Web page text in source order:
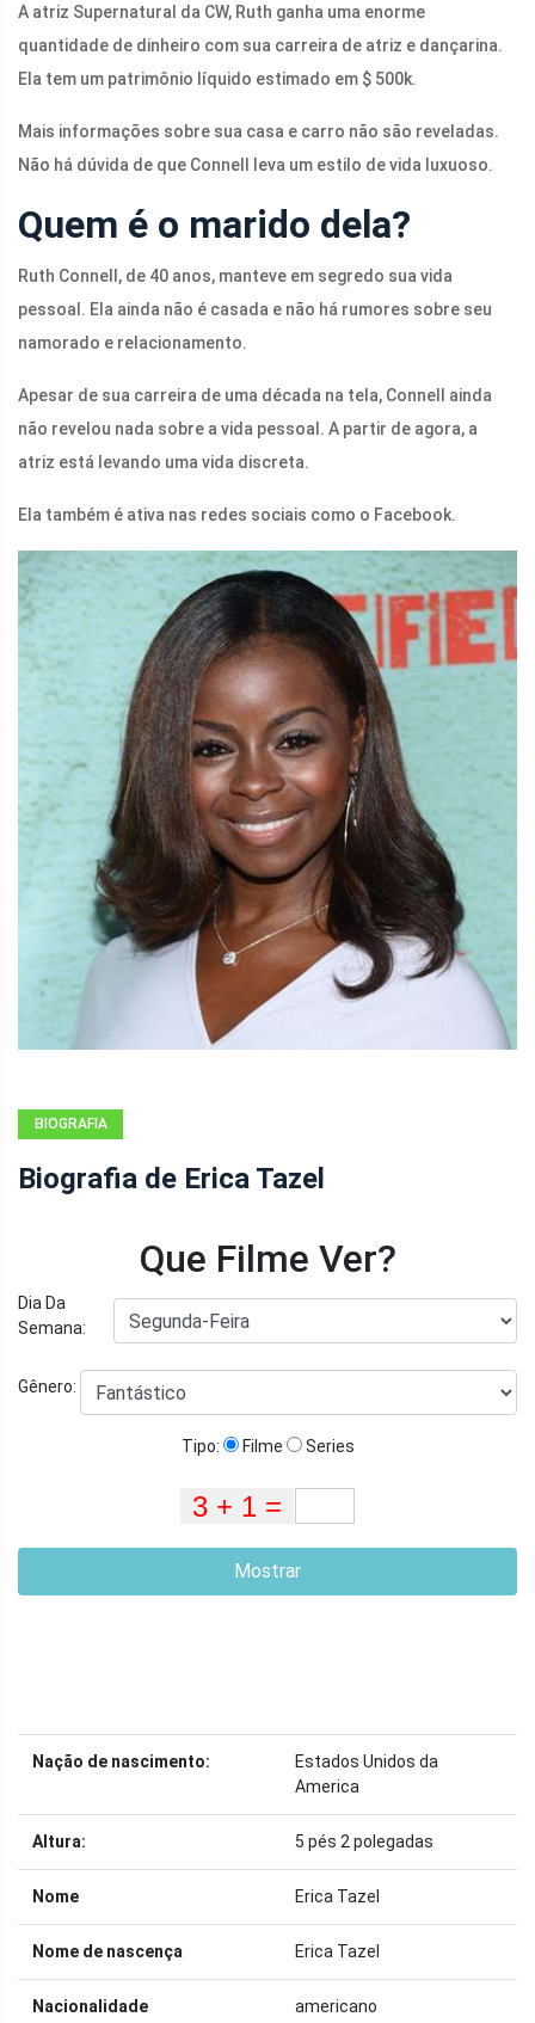
A atriz Supernatural da CW, Ruth ganha uma enorme
quantidade de dinheiro com sua carreira de atriz e dançarina.
Ela tem um patrimônio líquido estimado em $ 500k.
Mais informações sobre sua casa e carro não são reveladas.
Não há dúvida de que Connell leva um estilo de vida luxuoso.
Quem é o marido dela?
Ruth Connell, de 40 anos, manteve em segredo sua vida
pessoal. Ela ainda não é casada e não há rumores sobre seu
namorado e relacionamento.
Apesar de sua carreira de uma década na tela, Connell ainda
não revelou nada sobre a vida pessoal. A partir de agora, a
atriz está levando uma vida discreta.
Ela também é ativa nas redes sociais como o Facebook.
BIOGRAFIA
Biografia de Erica Tazel
Que Filme Ver?
Dia Da
Semana:
Gênero:
Tipo: Filme Series
Mostrar
Nação de nascimento:
Estados Unidos da
America
Altura: 5 pés 2 polegadas
Nome Erica Tazel
Nome de nascença Erica Tazel
Nacionalidade americano